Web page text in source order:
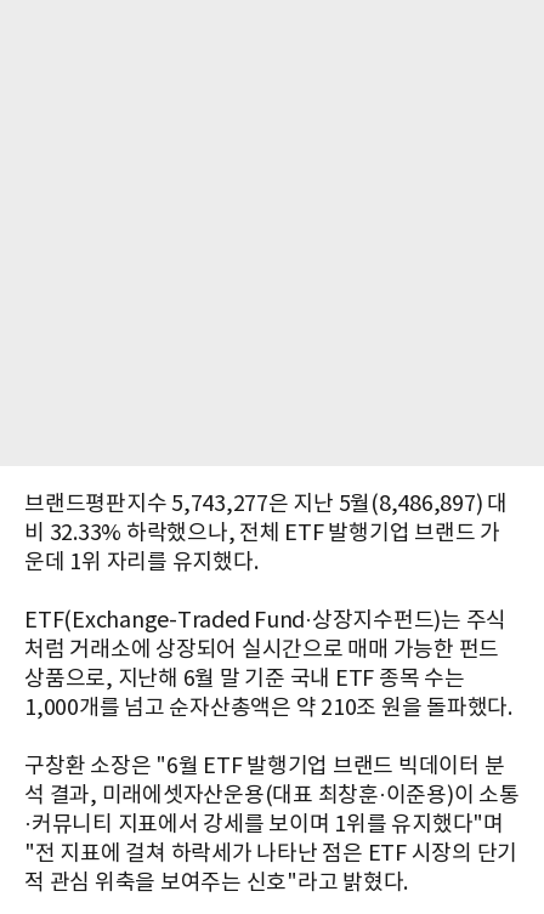
브랜드평판지수 5,743,277은 지난 5월(8,486,897) 대
비 32.33% 하락했으나, 전체 ETF 발행기업 브랜드 가
운데 1위 자리를 유지했다.
ETF(Exchange-Traded Fund·상장지수펀드)는 주식
처럼 거래소에 상장되어 실시간으로 매매 가능한 펀드
상품으로, 지난해 6월 말 기준 국내 ETF 종목 수는
1,000개를 넘고 순자산총액은 약 210조 원을 돌파했다.
구창환 소장은 "6월 ETF 발행기업 브랜드 빅데이터 분
석 결과, 미래에셋자산운용(대표 최창훈·이준용)이 소통
·커뮤니티 지표에서 강세를 보이며 1위를 유지했다"며
"전 지표에 걸쳐 하락세가 나타난 점은 ETF 시장의 단기
적 관심 위축을 보여주는 신호"라고 밝혔다.